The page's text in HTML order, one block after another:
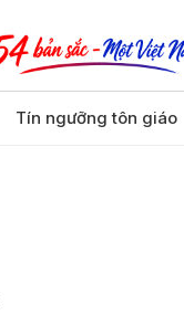
Tín ngưỡng tôn giáo